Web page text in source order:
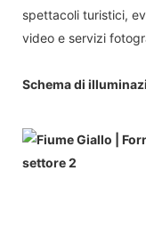
spettacoli turistici,
video e servizi
Schema di